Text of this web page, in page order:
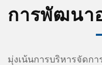
การพัฒนา
มุ่งเน้นการบริหารจัดก